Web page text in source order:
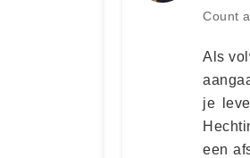
Count
Als
je
een